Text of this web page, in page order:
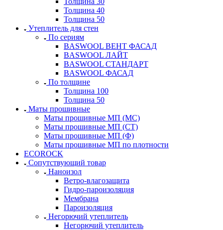
Толщина 40
Толщина 50
Утеплитель для стен
По сериям
BASWOOL ВЕНТ ФАСАД
BASWOOL ЛАЙТ
BASWOOL СТАНДАРТ
BASWOOL ФАСАД
По толщине
Толщина 100
Толщина 50
Маты прошивные
Маты прошивные МП (МС)
Маты прошивные МП (СТ)
Маты прошивные МП (Ф)
Маты прошивные МП по плотности
ECOROCK
Сопутствующий товар
Наноизол
Ветро-влагозащита
Гидро-пароизоляция
Мембрана
Пароизоляция
Негорючий утеплитель
Негорючий утеплитель